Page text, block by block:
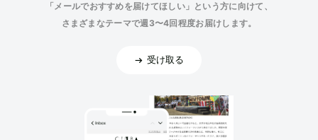
「メールでおすすめを届けてほしい」という方に向けて、
さまざまなテーマで週3〜4回程度お届けします。
受け取る